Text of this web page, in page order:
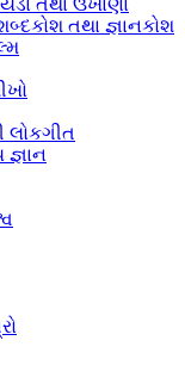
તથા ઉખાણાં
તથા જ્ઞાનકોશ
લોકગીત
જ્ઞાન